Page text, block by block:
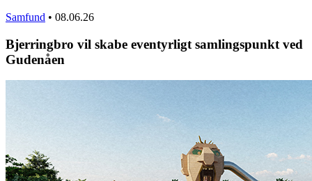
Samfund • 08.06.26
Bjerringbro vil skabe eventyrligt samlingspunkt ved
Gudenåen